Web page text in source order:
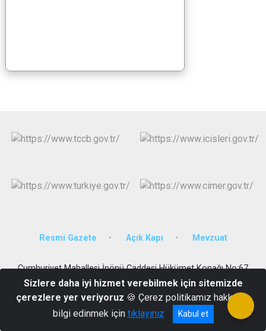
Resmi Gazete Açık Kapı Mevzuat
Cumhuriyet Mahallesi İnönü Caddesi Hükümet Konağı No:67
36500
0 474 413 4070
Sizlere daha iyi hizmet verebilmek için sitemizde
çerezlere yer veriyoruz 🍪 Çerez politikamız hakkında
bilgi edinmek için tıklayınız Kabul et